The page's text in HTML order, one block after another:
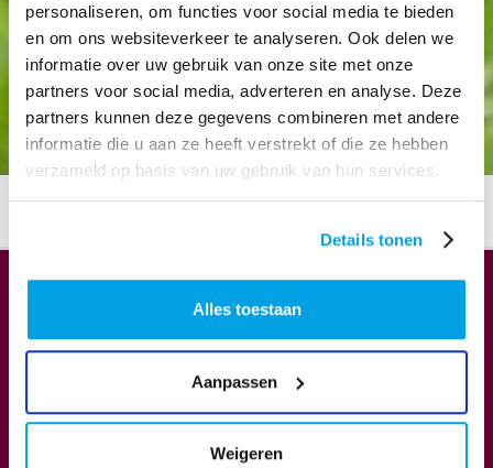
personaliseren, om functies voor social media te bieden
en om ons websiteverkeer te analyseren. Ook delen we
informatie over uw gebruik van onze site met onze
partners voor social media, adverteren en analyse. Deze
partners kunnen deze gegevens combineren met andere
informatie die u aan ze heeft verstrekt of die ze hebben
verzameld op basis van uw gebruik van hun services.
Details tonen
Alles toestaan
Aanpassen
Weigeren
Download Workshop 'Van wie is de speeltuin?'
DOWNLOAD